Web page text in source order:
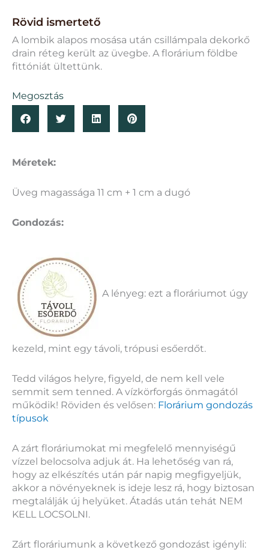
Méretek:
Üveg magassága 11 cm + 1 cm a dugó
Gondozás:
A lényeg: ezt a floráriumot úgy
kezeld, mint egy távoli, trópusi esőerdőt.
Tedd világos helyre, figyeld, de nem kell vele
semmit sem tenned. A vízkörforgás önmagától
működik! Röviden és velősen: Florárium gondozás
típusok
A zárt floráriumokat mi megfelelő mennyiségű
vízzel belocsolva adjuk át. Ha lehetőség van rá,
hogy az elkészítés után pár napig megfigyeljük,
akkor a növényeknek is ideje lesz rá, hogy biztosan
megtalálják új helyüket. Átadás után tehát NEM
KELL LOCSOLNI.
Zárt floráriumunk a következő gondozást igényli:
Rövid ismertető
A lombik alapos mosása után csillámpala dekorkő
drain réteg került az üvegbe. A florárium földbe
fittóniát ültettünk.
Megosztás